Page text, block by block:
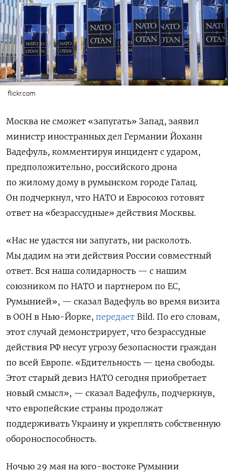
flickr.com
Москва не сможет «запугать» Запад, заявил
министр иностранных дел Германии Йоханн
Вадефуль, комментируя инцидент с ударом,
предположительно, российского дрона
по жилому дому в румынском городе Галац.
Он подчеркнул, что НАТО и Евросоюз готовят
ответ на «безрассудные» действия Москвы.
«Нас не удастся ни запугать, ни расколоть.
Мы дадим на эти действия России совместный
ответ. Вся наша солидарность — с нашим
союзником по НАТО и партнером по ЕС,
Румынией», — сказал Вадефуль во время визита
в ООН в Нью-Йорке, передает Bild. По его словам,
этот случай демонстрирует, что безрассудные
действия РФ несут угрозу безопасности граждан
по всей Европе. «Бдительность — цена свободы.
Этот старый девиз НАТО сегодня приобретает
новый смысл», — сказал Вадефуль, подчеркнув,
что европейские страны продолжат
поддерживать Украину и укреплять собственную
обороноспособность.
Ночью 29 мая на юго-востоке Румынии